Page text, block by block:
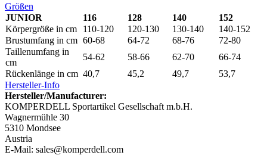
Größen
JUNIOR
116 128 140
152
Körpergröße in cm
110-120 120-130 130-140
140-152
Brustumfang in cm 60-68 64-72 68-76
72-80
Taillenumfang in
cm
54-62 58-66 62-70
66-74
Rückenlänge in cm 40,7 45,2 49,7
53,7
Hersteller-Info
Hersteller/Manufacturer:
KOMPERDELL Sportartikel Gesellschaft m.b.H.
Wagnermühle 30
5310 Mondsee
Austria
E-Mail: sales@komperdell.com